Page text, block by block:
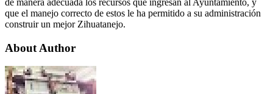
que el manejo correcto de estos le ha permitido a su administración
construir un mejor Zihuatanejo.
About Author